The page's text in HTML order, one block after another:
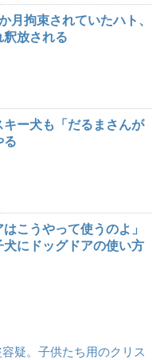
月拘束されていたハト、
釈放される
キー犬も「だるまさんが
る
こうやって使うのよ」
犬にドッグドアの使い方
疑。子供たち用のクリス